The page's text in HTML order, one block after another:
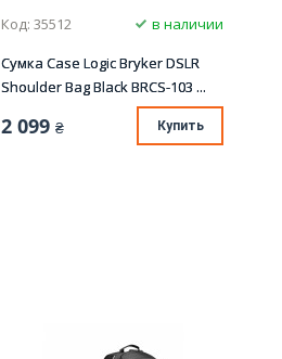
Код: 35512
в наличии
Сумка Case Logic Bryker DSLR
Shoulder Bag Black BRCS-103 ...
2 099 ₴ Купить